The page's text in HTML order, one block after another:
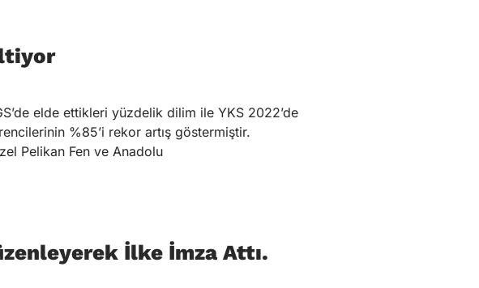
elde ettikleri yüzdelik dilim ile YKS 2022’de
%85’i rekor artış göstermiştir.
Pelikan Fen ve Anadolu
İlke İmza Attı.